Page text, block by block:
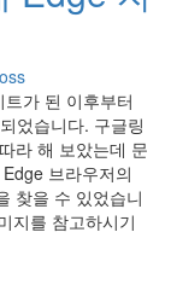
가 된 이후부터
었습니다. 구글링
라 해 보았는데 문
브라우저의
찾을 수 있었습니
지를 참고하시기